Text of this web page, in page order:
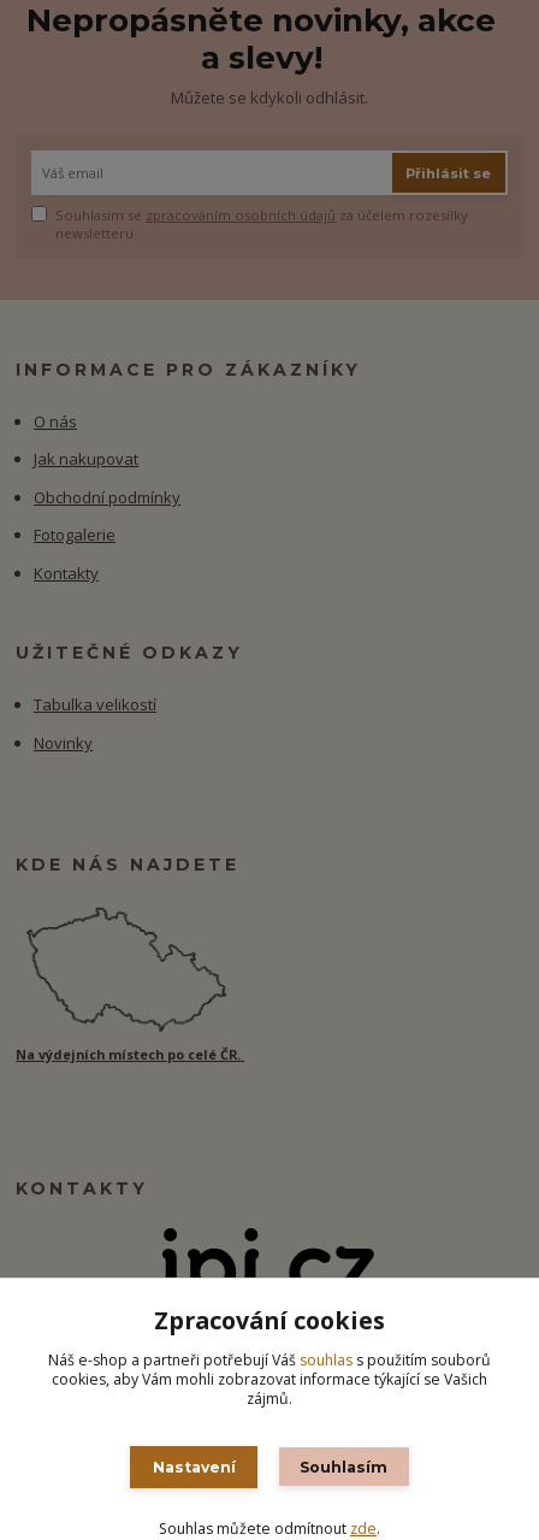
Nepropásněte novinky, akce
a slevy!
Můžete se kdykoli odhlásit.
Přihlásit se
Souhlasím se zpracováním osobních údajů za účelem rozesílky
newsletteru.
INFORMACE PRO ZÁKAZNÍKY
O nás
Jak nakupovat
Obchodní podmínky
Fotogalerie
Kontakty
UŽITEČNÉ ODKAZY
Tabulka velikostí
Novinky
KDE NÁS NAJDETE
Na výdejních místech po celé ČR.
KONTAKTY
info@ipj.cz
Zpracování cookies
Náš e-shop a partneři potřebují Váš souhlas s použitím souborů
cookies, aby Vám mohli zobrazovat informace týkající se Vašich
zájmů.
Nastavení Souhlasím
Souhlas můžete odmítnout zde.